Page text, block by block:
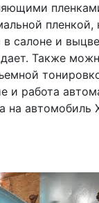
пленкой,
салоне и
Также
и работа
на автомобиль